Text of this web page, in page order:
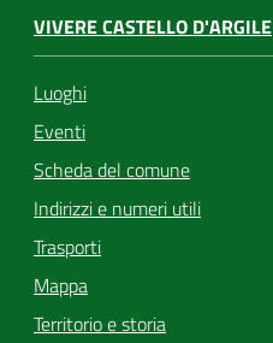
VIVERE CASTELLO D'ARGILE
Luoghi
Eventi
Scheda del comune
Indirizzi e numeri utili
Trasporti
Mappa
Territorio e storia